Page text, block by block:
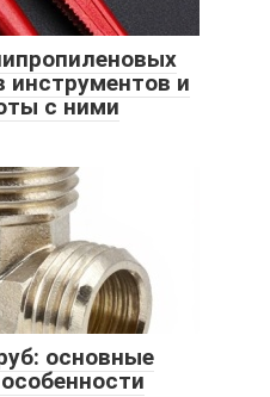
инструментов и
с ними
основные